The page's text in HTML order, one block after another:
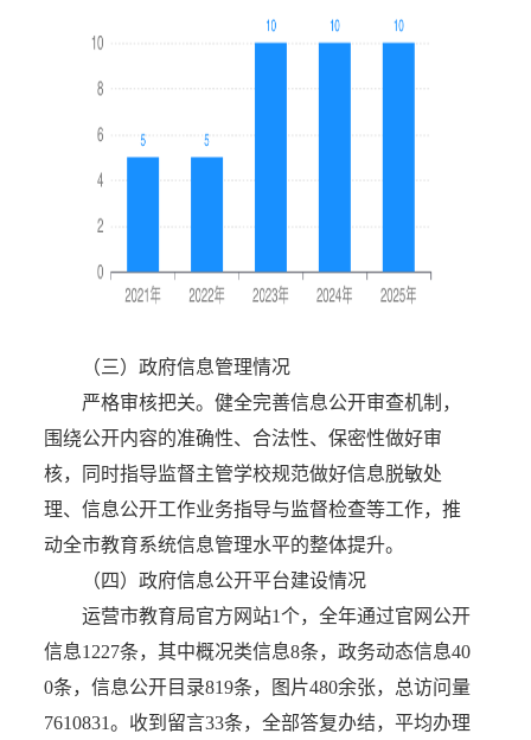
（三）政府信息管理情况
严格审核把关。健全完善信息公开审查机制，
围绕公开内容的准确性、合法性、保密性做好审
核，同时指导监督主管学校规范做好信息脱敏处
理、信息公开工作业务指导与监督检查等工作，推
动全市教育系统信息管理水平的整体提升。
（四）政府信息公开平台建设情况
运营市教育局官方网站1个，全年通过官网公开
信息1227条，其中概况类信息8条，政务动态信息40
0条，信息公开目录819条，图片480余张，总访问量
7610831。收到留言33条，全部答复办结，平均办理